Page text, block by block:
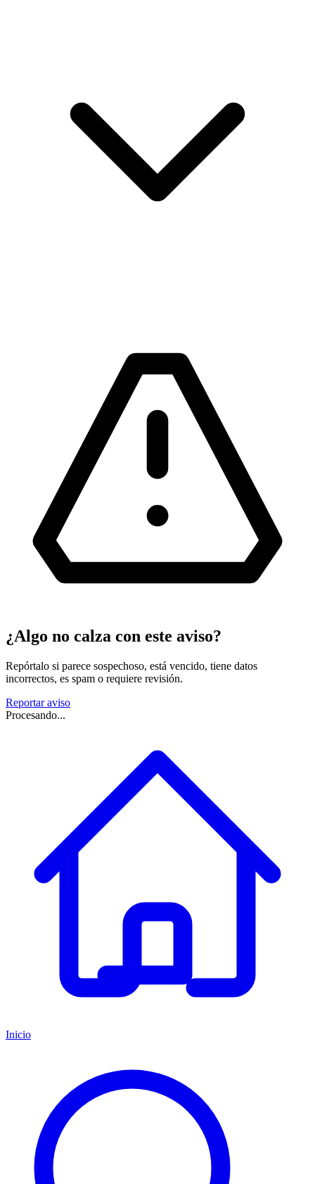
¿Algo no calza con este aviso?
Repórtalo si parece sospechoso, está vencido, tiene datos
incorrectos, es spam o requiere revisión.
Reportar aviso
Procesando...
Inicio